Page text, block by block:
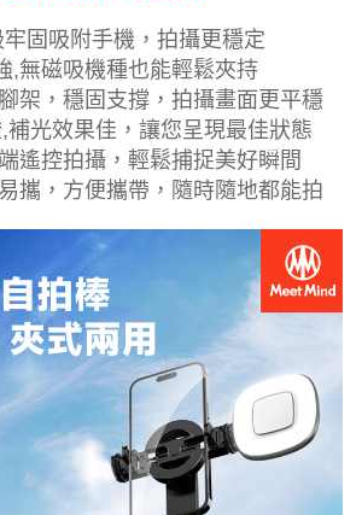
固吸附手機，拍攝更穩定
,無磁吸機種也能輕鬆夾持
架，穩固支撐，拍攝畫面更平穩
補光效果佳，讓您呈現最佳狀態
遙控拍攝，輕鬆捕捉美好瞬間
攜，方便攜帶，隨時隨地都能拍